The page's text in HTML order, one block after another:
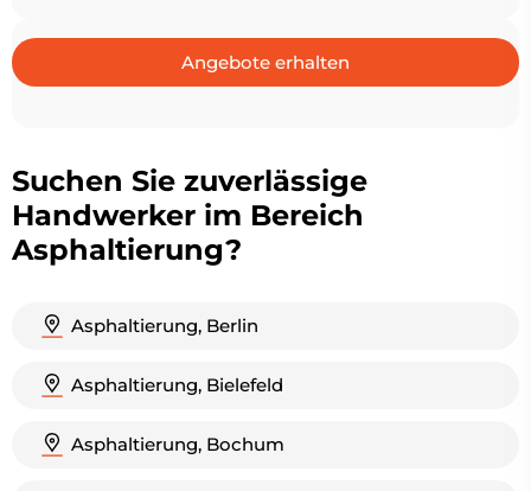
Angebote erhalten
Suchen Sie zuverlässige
Handwerker im Bereich
Asphaltierung?
Asphaltierung, Berlin
Asphaltierung, Bielefeld
Asphaltierung, Bochum